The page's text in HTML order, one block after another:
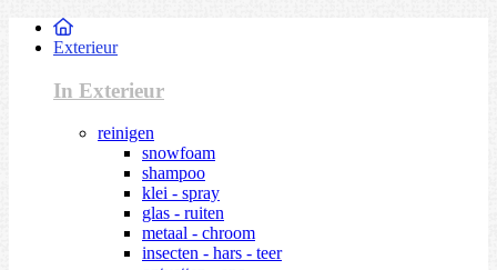
Exterieur
In Exterieur
reinigen
snowfoam
shampoo
klei - spray
glas - ruiten
metaal - chroom
insecten - hars - teer